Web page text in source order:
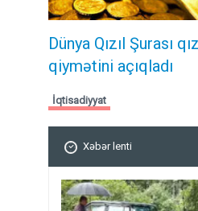
Dünya Qızıl Şurası
qiymətini açıqladı
İqtisadiyyat
Xəbər lenti